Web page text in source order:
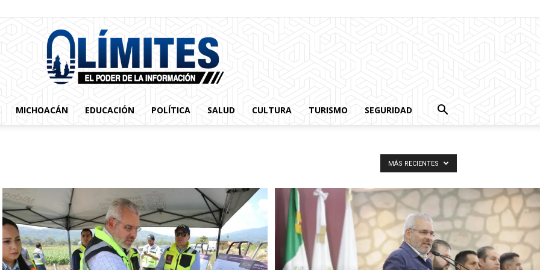
MICHOACÁN EDUCACIÓN POLÍTICA SALUD CULTURA TURISMO SEGURIDAD
MÁS RECIENTES